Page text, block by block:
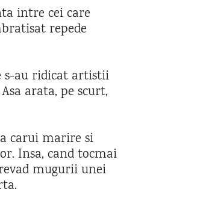
intre cei care
repede
s-au ridicat artistii
arata, pe scurt,
carui marire si
Insa, cand tocmai
mugurii unei